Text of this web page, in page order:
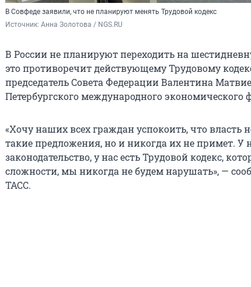
В Совфеде заявили, что не планируют менять Трудовой кодекс
Источник: Анна Золотова / NGS.RU
В России не планируют переходить на
это противоречит действующему Трудовому
председатель Совета Федерации Валентина
Петербургского международного
«Хочу наших всех граждан успокоить, что власть
такие предложения, но и никогда их не примет. У
законодательство, у нас есть Трудовой кодекс,
сложности, мы никогда не будем нарушать», —
ТАСС.